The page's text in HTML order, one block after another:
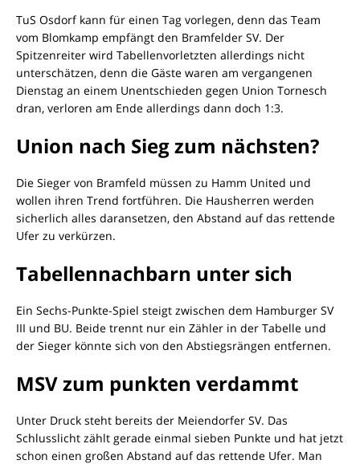
TuS Osdorf kann für einen Tag vorlegen, denn das Team
vom Blomkamp empfängt den Bramfelder SV. Der
Spitzenreiter wird Tabellenvorletzten allerdings nicht
unterschätzen, denn die Gäste waren am vergangenen
Dienstag an einem Unentschieden gegen Union Tornesch
dran, verloren am Ende allerdings dann doch 1:3.
Union nach Sieg zum nächsten?
Die Sieger von Bramfeld müssen zu Hamm United und
wollen ihren Trend fortführen. Die Hausherren werden
sicherlich alles daransetzen, den Abstand auf das rettende
Ufer zu verkürzen.
Tabellennachbarn unter sich
Ein Sechs-Punkte-Spiel steigt zwischen dem Hamburger SV
III und BU. Beide trennt nur ein Zähler in der Tabelle und
der Sieger könnte sich von den Abstiegsrängen entfernen.
MSV zum punkten verdammt
Unter Druck steht bereits der Meiendorfer SV. Das
Schlusslicht zählt gerade einmal sieben Punkte und hat jetzt
schon einen großen Abstand auf das rettende Ufer. Man